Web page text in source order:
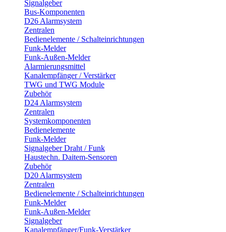
Signalgeber
Bus-Komponenten
D26 Alarmsystem
Zentralen
Bedienelemente / Schalteinrichtungen
Funk-Melder
Funk-Außen-Melder
Alarmierungsmittel
Kanalempfänger / Verstärker
TWG und TWG Module
Zubehör
D24 Alarmsystem
Zentralen
Systemkomponenten
Bedienelemente
Funk-Melder
Signalgeber Draht / Funk
Haustechn. Daitem-Sensoren
Zubehör
D20 Alarmsystem
Zentralen
Bedienelemente / Schalteinrichtungen
Funk-Melder
Funk-Außen-Melder
Signalgeber
Kanalempfänger/Funk-Verstärker